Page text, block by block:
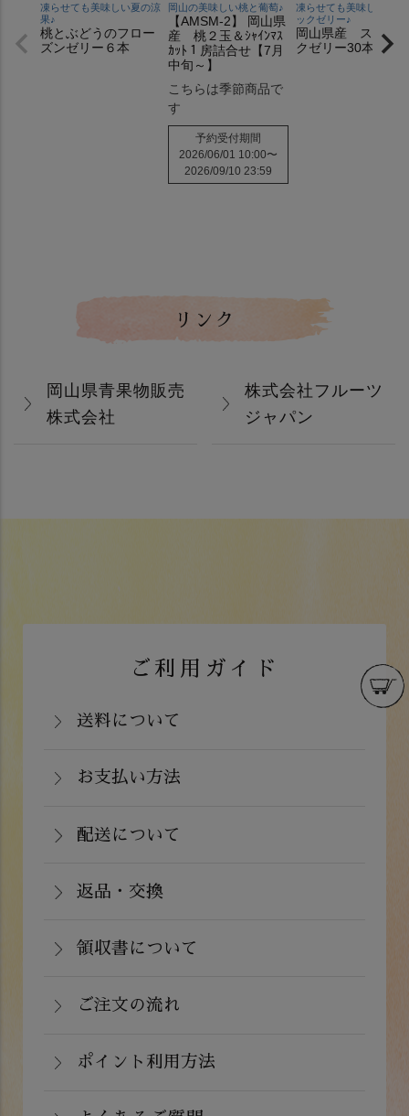
凍らせても美味しい夏の涼
果♪
桃とぶどうのフロー
ズンゼリー６本
岡山の美味しい桃と葡萄♪
【AMSM-2】 岡山県
産 桃２玉＆ｼｬｲﾝﾏｽ
ｶｯﾄ１房詰合せ【7月
中旬～】
こちらは季節商品で
す
予約受付期間
2026/06/01 10:00〜
2026/09/10 23:59
凍らせても美味しいステ
ックゼリー♪
岡山県産 スティ
クゼリー30本入り
リンク
岡山県青果物販売
株式会社
株式会社フルーツ
ジャパン
ご利用ガイド
送料について
関西・中国（岡山県除く）・四国・九
関東・信越・北陸・中部：990円(税込)
北海道：1,430円(税込)
※クール便の場合は送料＋クール代金
お支払い方法
数料弊社負担）・銀行振込（前払い）・
イン決済）・ドコモケータイ払い・auか
めて支払い(B)がご利用頂けます。
配送について
注文から２～５営業日で発送いたしま
返品・交換
着後の返品は基本的にお受け出来ませ
いはご注文と違う商品が届いた場合は、
までご連絡下さい。
領収書について
の備考欄にてお知らせ下さい。なお、お
す。
ご注文の流れ
ポイント利用方法